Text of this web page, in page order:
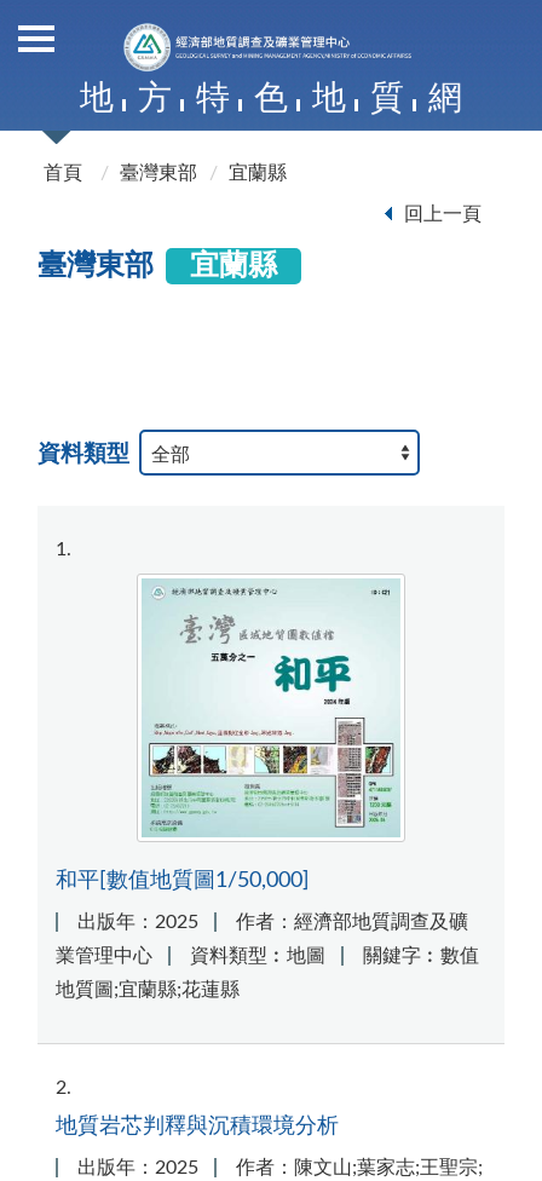
地 方 特 色 地 質 網
首頁 臺灣東部 宜蘭縣
回上一頁
臺灣東部 宜蘭縣
資料類型
1
和平[數值地質圖1/50,000]
出版年：2025
作者：經濟部地質調查及礦
業管理中心
資料類型︰地圖
關鍵字︰數值
地質圖;宜蘭縣;花蓮縣
2
地質岩芯判釋與沉積環境分析
出版年：2025
作者：陳文山;葉家志;王聖宗;